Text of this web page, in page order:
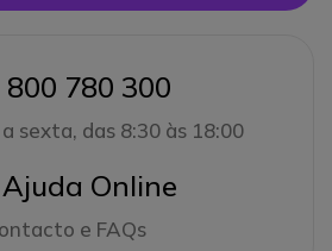
icon
800 780 300
sexta, das 8:30 às 18:00
icon
Ajuda Online
e FAQs